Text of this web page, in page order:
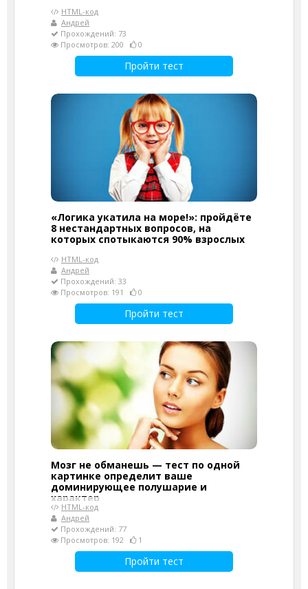
HTML-код
Андрей
Прохождений: 73
Просмотров: 200
0
Пройти тест
«Логика укатила на море!»: пройдёте
8 нестандартных вопросов, на
которых спотыкаются 90% взрослых
HTML-код
Андрей
Прохождений: 33
Просмотров: 191
0
Пройти тест
Мозг не обманешь — тест по одной
картинке определит ваше
доминирующее полушарие и
характер
HTML-код
Андрей
Прохождений: 77
Просмотров: 192
1
Пройти тест